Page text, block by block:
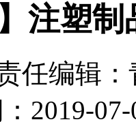
注塑
任编辑
2019-